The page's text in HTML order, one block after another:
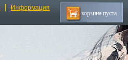
Информация
корзина пуста